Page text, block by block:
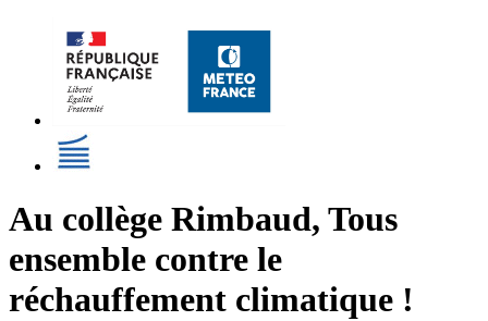
Au collège Rimbaud, Tous
ensemble contre le
réchauffement climatique !